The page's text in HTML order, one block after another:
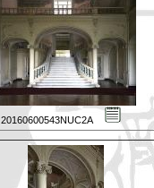
20160600543NUC2A